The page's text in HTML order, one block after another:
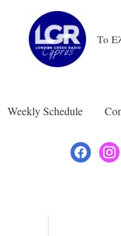
Το
Weekly Schedule